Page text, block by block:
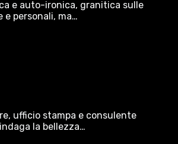
e auto-ironica, granitica sulle
e personali, ma…
ufficio stampa e consulente
la bellezza…